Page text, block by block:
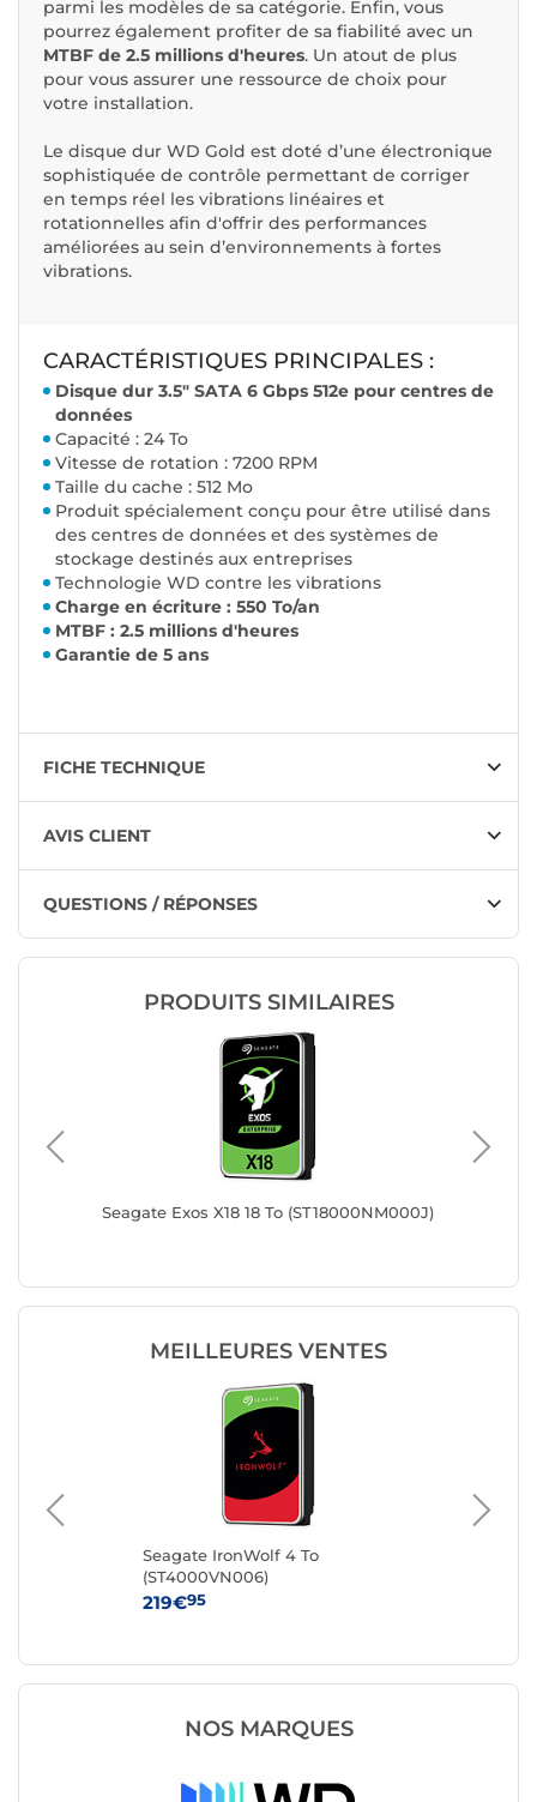
parmi les modèles de sa catégorie. Enfin, vous
pourrez également profiter de sa fiabilité avec un
MTBF de 2.5 millions d'heures. Un atout de plus
pour vous assurer une ressource de choix pour
votre installation.
Le disque dur WD Gold est doté d’une électronique
sophistiquée de contrôle permettant de corriger
en temps réel les vibrations linéaires et
rotationnelles afin d'offrir des performances
améliorées au sein d’environnements à fortes
vibrations.
CARACTÉRISTIQUES PRINCIPALES :
Disque dur 3.5" SATA 6 Gbps 512e pour centres de
données
Capacité : 24 To
Vitesse de rotation : 7200 RPM
Taille du cache : 512 Mo
Produit spécialement conçu pour être utilisé dans
des centres de données et des systèmes de
stockage destinés aux entreprises
Technologie WD contre les vibrations
Charge en écriture : 550 To/an
MTBF : 2.5 millions d'heures
Garantie de 5 ans
FICHE TECHNIQUE
AVIS CLIENT
QUESTIONS / RÉPONSES
PRODUITS SIMILAIRES
Seagate Exos X18 18 To (ST18000NM000J)
MEILLEURES VENTES
Seagate IronWolf 4 To
(ST4000VN006)
219€95
NOS MARQUES